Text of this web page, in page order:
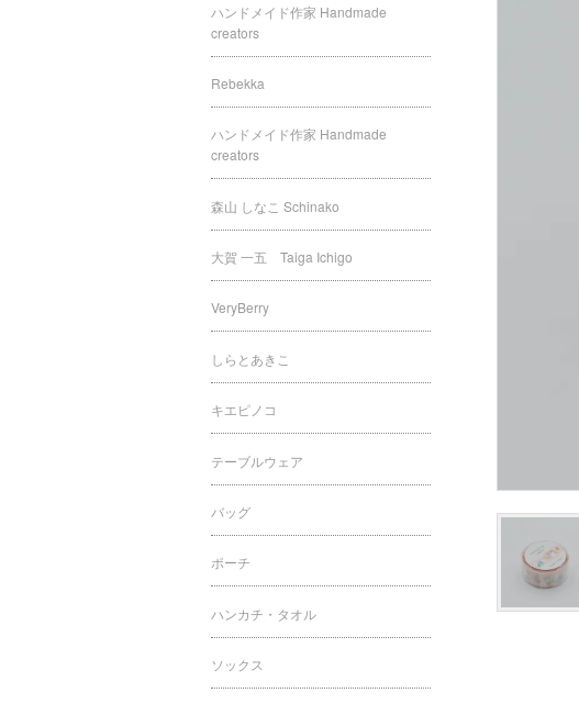
ハンドメイド作家 Handmade
creators
Rebekka
ハンドメイド作家 Handmade
creators
森山 しなこ Schinako
大賀 一五 Taiga Ichigo
VeryBerry
しらとあきこ
キエピノコ
テーブルウェア
バッグ
ポーチ
ハンカチ・タオル
ソックス